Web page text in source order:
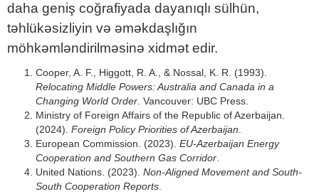
daha geniş coğrafiyada dayanıqlı sülhün,
təhlükəsizliyin və əməkdaşlığın
möhkəmləndirilməsinə xidmət edir.
Cooper, A. F., Higgott, R. A., & Nossal, K. R. (1993).
Relocating Middle Powers: Australia and Canada in a
Changing World Order . Vancouver: UBC Press.
Ministry of Foreign Affairs of the Republic of Azerbaijan.
(2024). Foreign Policy Priorities of Azerbaijan
European Commission. (2023). EU-Azerbaijan Energy
Cooperation and Southern Gas Corridor
United Nations. (2023). Non-Aligned Movement and South-
South Cooperation Reports